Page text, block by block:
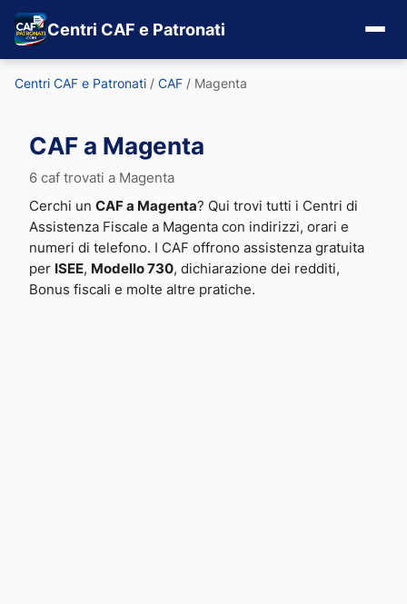
Centri CAF e Patronati
Centri CAF e Patronati / CAF / Magenta
CAF a Magenta
6 caf trovati a Magenta
Cerchi un CAF a Magenta? Qui trovi tutti i Centri di
Assistenza Fiscale a Magenta con indirizzi, orari e
numeri di telefono. I CAF offrono assistenza gratuita
per ISEE, Modello 730, dichiarazione dei redditi,
Bonus fiscali e molte altre pratiche.